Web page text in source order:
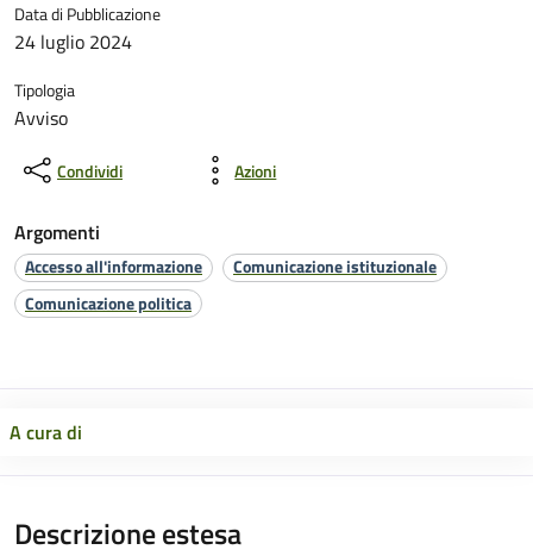
Data di Pubblicazione
24 luglio 2024
Tipologia
Avviso
Condividi Azioni
Argomenti
Accesso all'informazione
Comunicazione istituzionale
Comunicazione politica
A cura di
Descrizione estesa